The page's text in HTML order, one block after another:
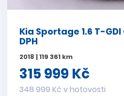
Kia Sportage 1.6 T-
DPH
2018 | 119 361 km
315 999 Kč
348 999 Kč v hotovosti